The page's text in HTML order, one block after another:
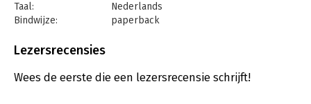
van de oververtegenwoordiging wordt verklaard door gemeten
verschillen in zelfgerapporteerd crimineel gedrag. Daarnaast
politieregistraties door een oververtegenwoordiging in andere
gaat het om het wonen in sterk verstedelijkte gebieden (19%)
Taal:
Nederlands
Bindwijze:
paperback
Uitgever:
Verschijningsdatum:
19-10-2021
Lezersrecensies
Wees de eerste die een lezersrecensie schrijft!